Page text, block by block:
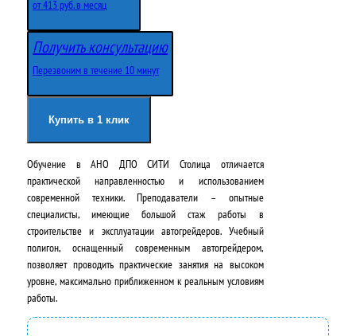
от 413 руб. в месяц
Получить консультацию
Перезвоним в течение 10 минут
Купить в 1 клик
Обучение в АНО ДПО СИТИ Столица отличается
практической направленностью и использованием
современной техники. Преподаватели – опытные
специалисты, имеющие большой стаж работы в
строительстве и эксплуатации автогрейдеров. Учебный
полигон, оснащенный современным автогрейдером,
позволяет проводить практические занятия на высоком
уровне, максимально приближенном к реальным условиям
работы.